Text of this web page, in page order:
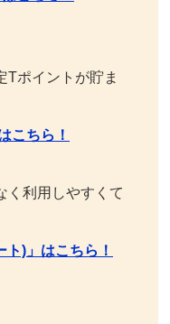
Tポイントが貯ま
こちら！
く利用しやすくて
)」はこちら！